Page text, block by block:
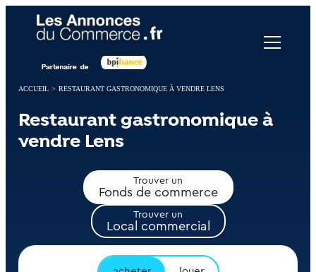
ACCUEIL > RESTAURANT GASTRONOMIQUE À VENDRE LENS
Restaurant gastronomique à
vendre Lens
Trouver un
Fonds de commerce
Trouver un
Local commercial
Panneau de gestion des cookies